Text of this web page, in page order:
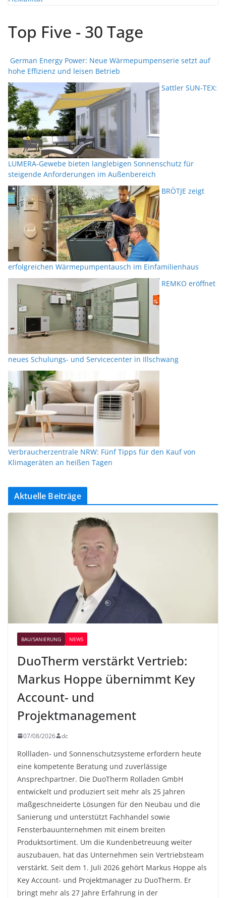
Top Five - 30 Tage
German Energy Power: Neue Wärmepumpenserie setzt auf
hohe Effizienz und leisen Betrieb
Sattler SUN-TEX:
LUMERA-Gewebe bieten langlebigen Sonnenschutz für
steigende Anforderungen im Außenbereich
BRÖTJE zeigt
erfolgreichen Wärmepumpentausch im Einfamilienhaus
REMKO eröffnet
neues Schulungs- und Servicecenter in Illschwang
Verbraucherzentrale NRW: Fünf Tipps für den Kauf von
Klimageräten an heißen Tagen
Aktuelle Beiträge
BAU/SANIERUNG NEWS
DuoTherm verstärkt Vertrieb:
Markus Hoppe übernimmt Key
Account- und
Projektmanagement
07/08/2026 dc
Rollladen- und Sonnenschutzsysteme erfordern heute
eine kompetente Beratung und zuverlässige
Ansprechpartner. Die DuoTherm Rolladen GmbH
entwickelt und produziert seit mehr als 25 Jahren
maßgeschneiderte Lösungen für den Neubau und die
Sanierung und unterstützt Fachhandel sowie
Fensterbauunternehmen mit einem breiten
Produktsortiment. Um die Kundenbetreuung weiter
auszubauen, hat das Unternehmen sein Vertriebsteam
verstärkt. Seit dem 1. Juli 2026 gehört Markus Hoppe als
Key Account- und Projektmanager zu DuoTherm. Er
bringt mehr als 27 Jahre Erfahrung in der